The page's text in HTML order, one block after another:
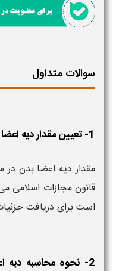
سوالات متداول
1- تعیین مقدار دیه اعضا بدن در سال 1405 چگونه است؟
قانون مجازات اسلامی
است برای دریافت